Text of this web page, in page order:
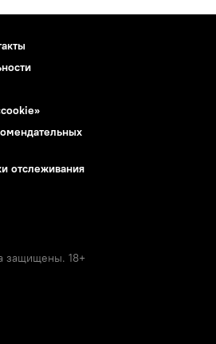
отслеживания
защищены. 18+